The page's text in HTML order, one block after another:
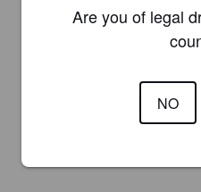
Are you of legal
NO